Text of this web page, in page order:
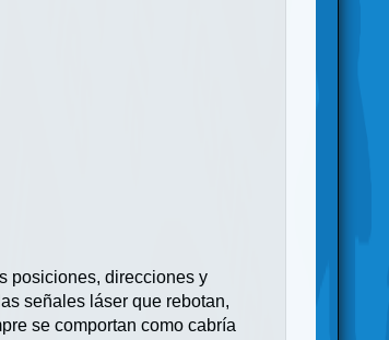
posiciones, direcciones y
señales láser que rebotan,
se comportan como cabría